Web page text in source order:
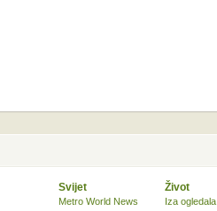
Svijet
Metro World News
Život
Iza ogledala